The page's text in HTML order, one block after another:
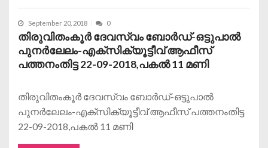
September 20, 2018 0
തിരുവിതംകൂര്‍ ദേവസ്വം ബോര്‍ഡ്‌-ഒട്ടുപാല്‍
പുനര്‍ലേലം-എക്സിക്യൂട്ടീവ് ആഫീസ്
പത്തനംതിട്ട 22-09-2018,പകല്‍ 11 മണി
തിരുവിതംകൂര്‍ ദേവസ്വം ബോര്‍ഡ്‌-ഒട്ടുപാല്‍
പുനര്‍ലേലം-എക്സിക്യൂട്ടീവ് ആഫീസ് പത്തനംതിട്ട
22-09-2018,പകല്‍ 11 മണി